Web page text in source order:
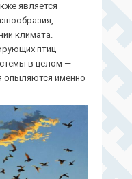
является
климата.
птиц
в целом —
опыляются именно